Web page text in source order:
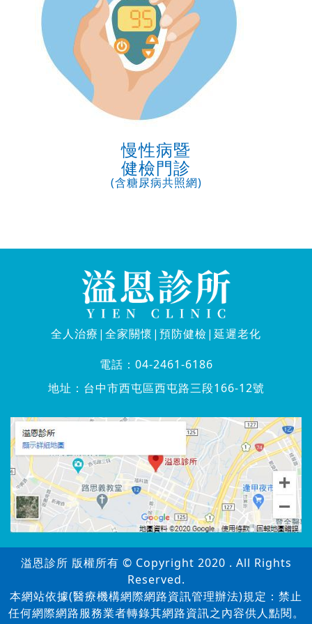
慢性病暨
健檢門診
(含糖尿病共照網)
全人治療|全家關懷|預防健檢|延遲老化
電話： 04-2461-6186
地址： 台中市西屯區西屯路三段166-12號
溢恩診所 版權所有 © Copyright 2020 . All Rights
Reserved.
本網站依據(醫療機構網際網路資訊管理辦法)規定：禁止
任何網際網路服務業者轉錄其網路資訊之內容供人點閱。